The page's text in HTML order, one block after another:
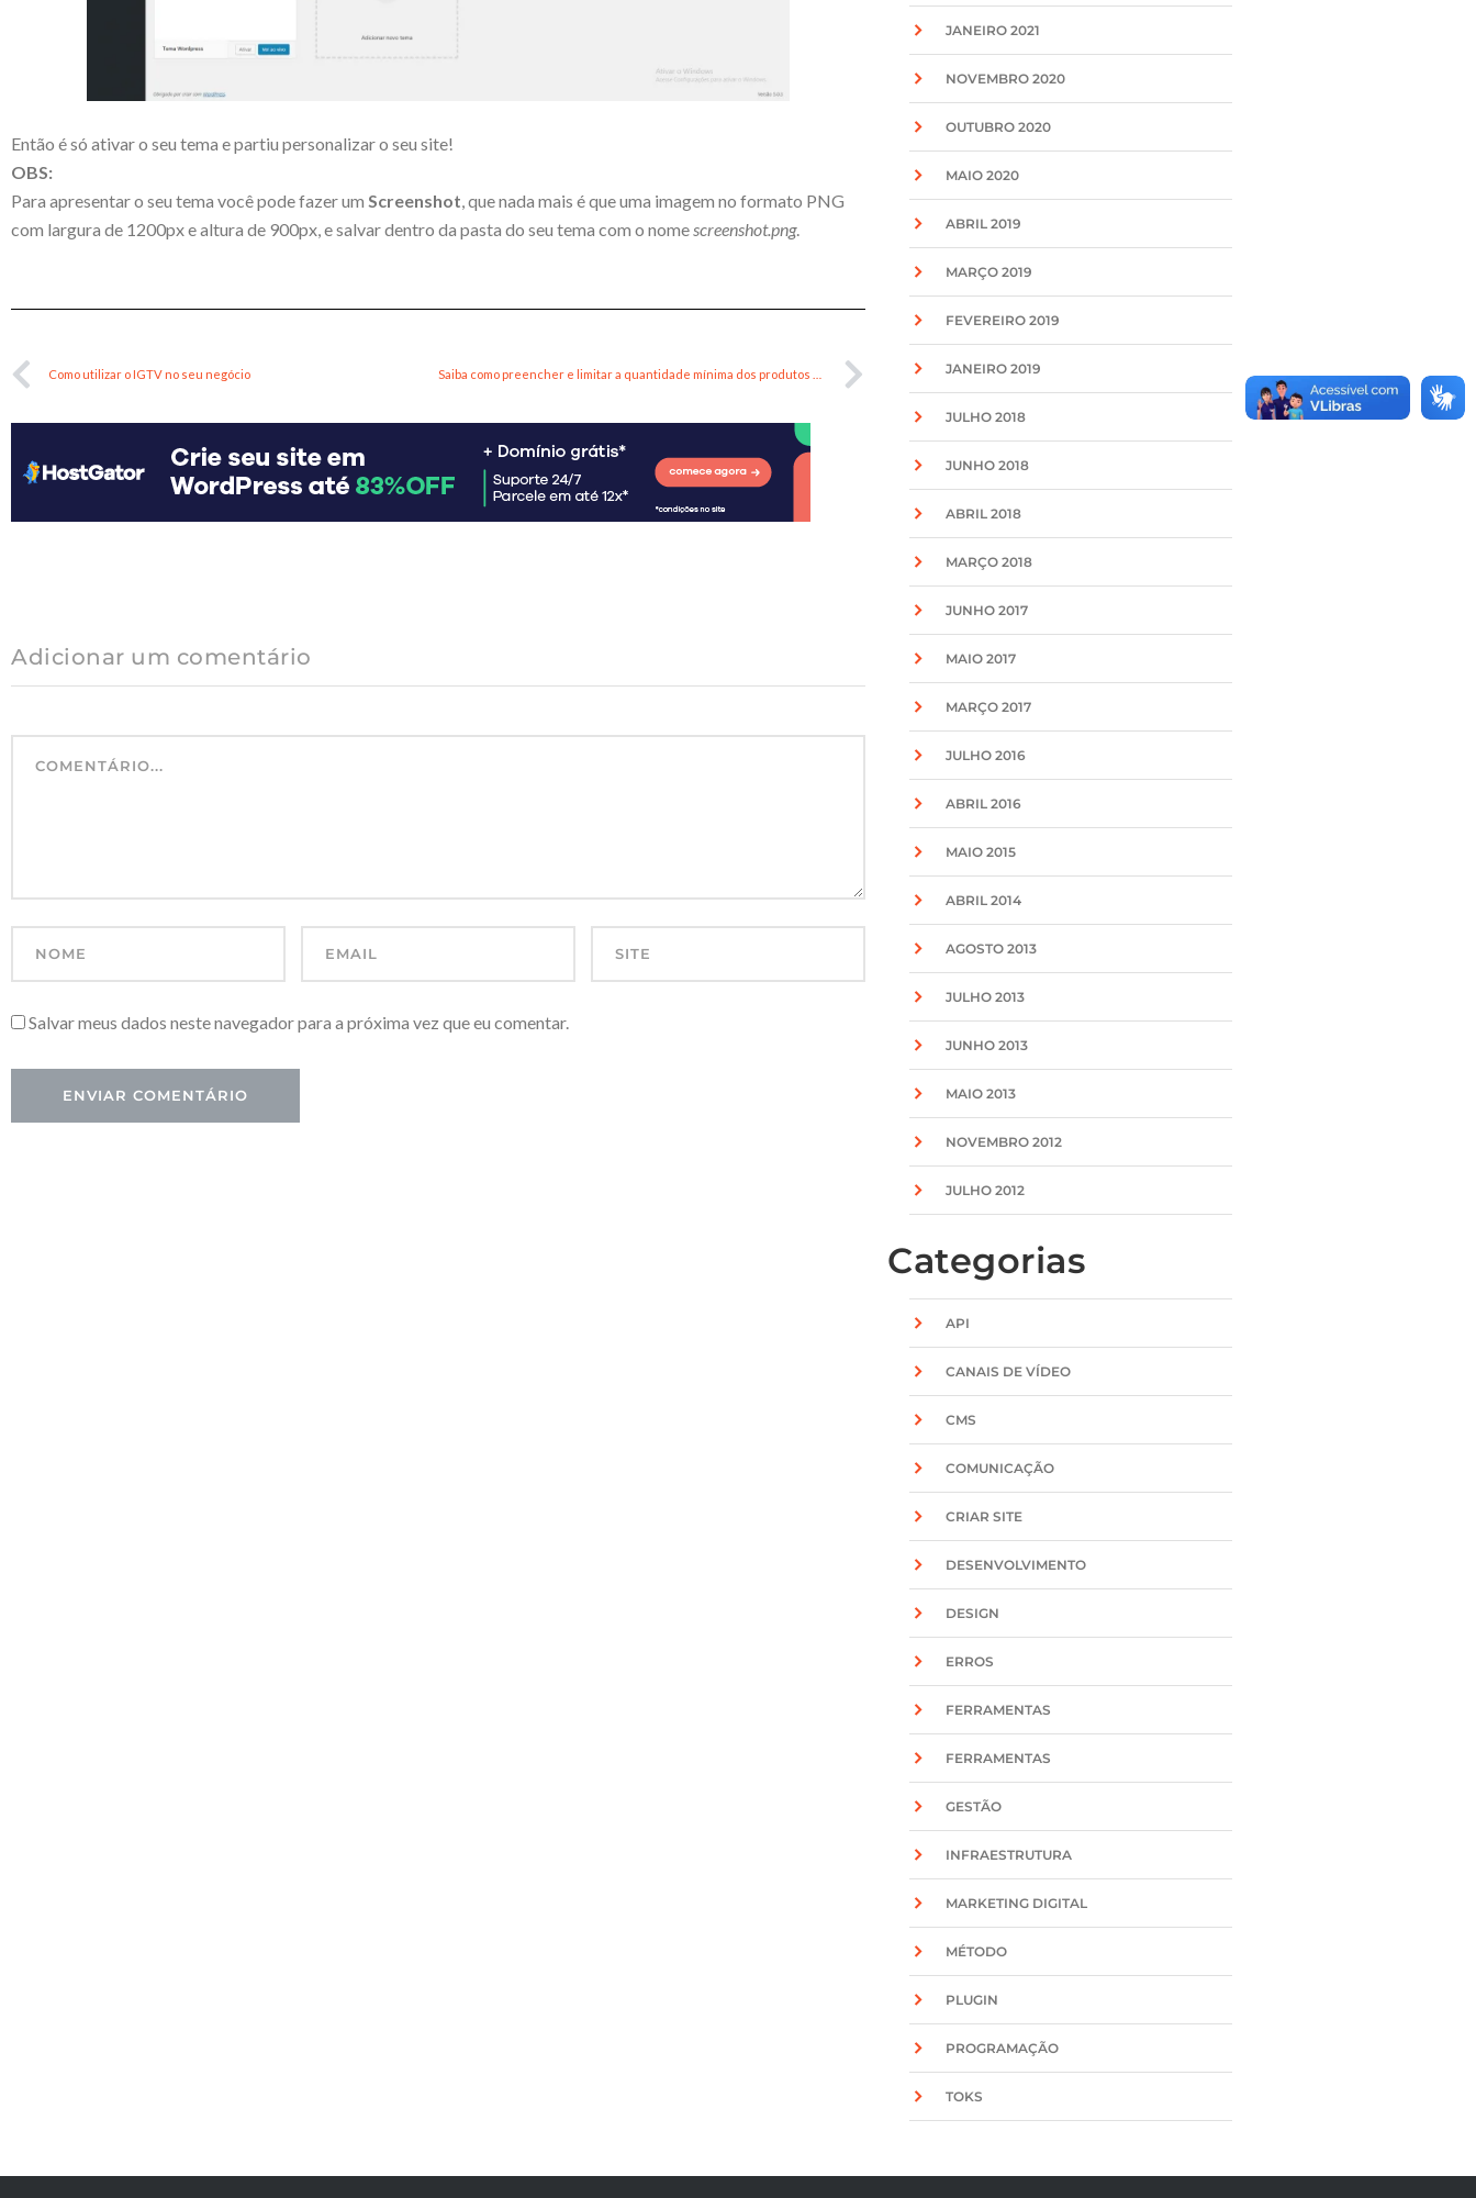
Então é só ativar o seu tema e partiu personalizar o seu site!
OBS:
Para apresentar o seu tema você pode fazer um Screenshot, que nada mais é que uma imagem no formato PNG
com largura de 1200px e altura de 900px, e salvar dentro da pasta do seu tema com o nomescreenshot.png.
Como utilizar o IGTV no seu negócio
Adicionar um comentário
Salvar meus dados neste navegador para a próxima vez que eu comentar.
JANEIRO 2021
NOVEMBRO 2020
OUTUBRO 2020
MAIO 2020
ABRIL 2019
MARÇO 2019
FEVEREIRO 2019
JANEIRO 2019
JULHO 2018
JUNHO 2018
ABRIL 2018
MARÇO 2018
JUNHO 2017
MAIO 2017
MARÇO 2017
JULHO 2016
ABRIL 2016
MAIO 2015
ABRIL 2014
AGOSTO 2013
JULHO 2013
JUNHO 2013
MAIO 2013
NOVEMBRO 2012
JULHO 2012
Categorias
API
CANAIS DE VÍDEO
CMS
COMUNICAÇÃO
CRIAR SITE
DESENVOLVIMENTO
DESIGN
ERROS
FERRAMENTAS
FERRAMENTAS
GESTÃO
INFRAESTRUTURA
MARKETING DIGITAL
MÉTODO
PLUGIN
PROGRAMAÇÃO
TOKS